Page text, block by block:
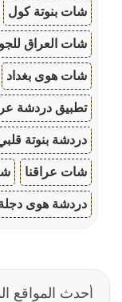
شات بنوتة كول
شات العراق
شات هوى بغداد
تطبيق دردشة
دردشة بنوتة
شات عراقنا
دردشة هوى
أحدث المواقع